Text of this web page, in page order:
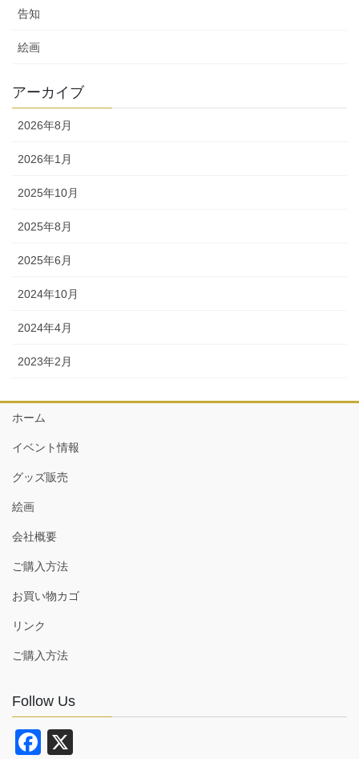
告知
絵画
アーカイブ
2026年8月
2026年1月
2025年10月
2025年8月
2025年6月
2024年10月
2024年4月
2023年2月
ホーム
イベント情報
グッズ販売
絵画
会社概要
ご購入方法
お買い物カゴ
リンク
ご購入方法
Follow Us
F